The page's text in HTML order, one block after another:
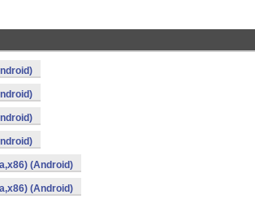
(Android)
(Android)